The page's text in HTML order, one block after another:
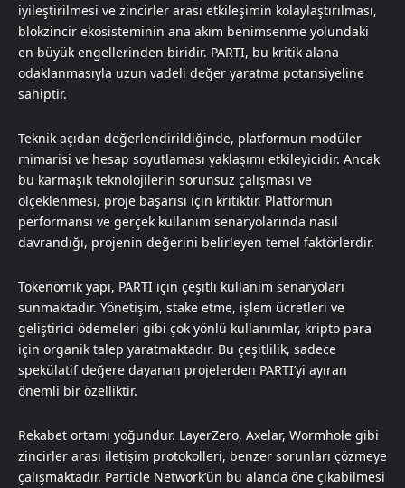
iyileştirilmesi ve zincirler arası etkileşimin kolaylaştırılması,
blokzincir ekosisteminin ana akım benimsenme yolundaki
en büyük engellerinden biridir. PARTI, bu kritik alana
odaklanmasıyla uzun vadeli değer yaratma potansiyeline
sahiptir.
Teknik açıdan değerlendirildiğinde, platformun modüler
mimarisi ve hesap soyutlaması yaklaşımı etkileyicidir. Ancak
bu karmaşık teknolojilerin sorunsuz çalışması ve
ölçeklenmesi, proje başarısı için kritiktir. Platformun
performansı ve gerçek kullanım senaryolarında nasıl
davrandığı, projenin değerini belirleyen temel faktörlerdir.
Tokenomik yapı, PARTI için çeşitli kullanım senaryoları
sunmaktadır. Yönetişim, stake etme, işlem ücretleri ve
geliştirici ödemeleri gibi çok yönlü kullanımlar, kripto para
için organik talep yaratmaktadır. Bu çeşitlilik, sadece
spekülatif değere dayanan projelerden PARTI’yi ayıran
önemli bir özelliktir.
Rekabet ortamı yoğundur. LayerZero, Axelar, Wormhole gibi
zincirler arası iletişim protokolleri, benzer sorunları çözmeye
çalışmaktadır. Particle Network’ün bu alanda öne çıkabilmesi